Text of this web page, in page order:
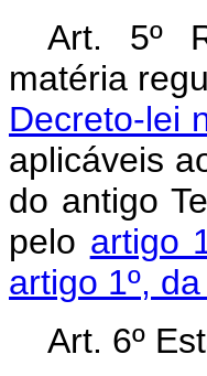
Art. 5º
matéria
Decreto-lei
aplicáveis
do antigo
pelo artigo
artigo 1º,
Art. 6º